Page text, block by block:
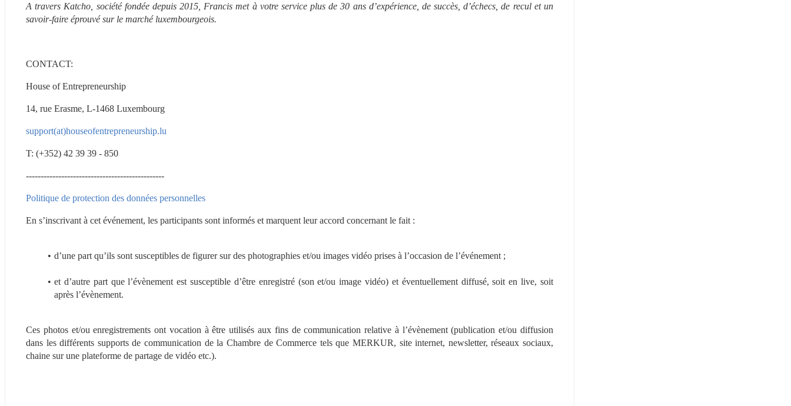
A travers Katcho, société fondée depuis 2015, Francis met à votre service plus de 30 ans d’expérience, de succès, d’échecs, de recul et un
savoir-faire éprouvé sur le marché luxembourgeois.
CONTACT:
House of Entrepreneurship
14, rue Erasme, L-1468 Luxembourg
support(at)houseofentrepreneurship.lu
T: (+352) 42 39 39 - 850
-----------------------------------------------
Politique de protection des données personnelles
En s’inscrivant à cet événement, les participants sont informés et marquent leur accord concernant le fait :
d’une part qu’ils sont susceptibles de figurer sur des photographies et/ou images vidéo prises à l’occasion de l’événement ;
et d’autre part que l’évènement est susceptible d’être enregistré (son et/ou image vidéo) et éventuellement diffusé, soit en live, soit
après l’évènement.
Ces photos et/ou enregistrements ont vocation à être utilisés aux fins de communication relative à l’évènement (publication et/ou diffusion
dans les différents supports de communication de la Chambre de Commerce tels que MERKUR, site internet, newsletter, réseaux sociaux,
chaine sur une plateforme de partage de vidéo etc.).